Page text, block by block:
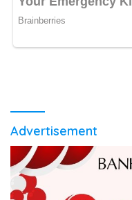
Advertisement